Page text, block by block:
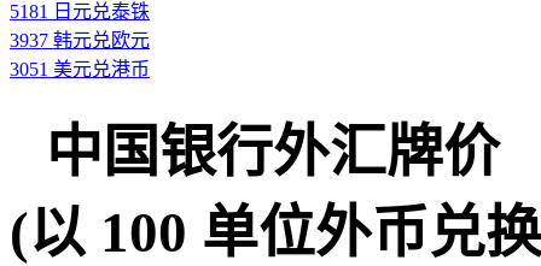
5181 日元兑泰铢
3937 韩元兑欧元
3051 美元兑港币
中国银行外汇牌价
(以 100 单位外币兑